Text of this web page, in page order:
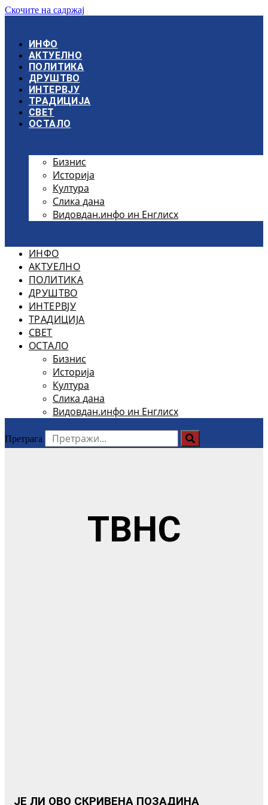
Скочите на садржај
ИНФО
АКТУЕЛНО
ПОЛИТИКА
ДРУШТВО
ИНТЕРВЈУ
ТРАДИЦИЈА
СВЕТ
ОСТАЛО
Бизнис
Историја
Култура
Слика дана
Видовдан.инфо ин Енглисх
ИНФО
АКТУЕЛНО
ПОЛИТИКА
ДРУШТВО
ИНТЕРВЈУ
ТРАДИЦИЈА
СВЕТ
ОСТАЛО
Бизнис
Историја
Култура
Слика дана
Видовдан.инфо ин Енглисх
Претрага
ТВНС
ЈЕ ЛИ ОВО СКРИВЕНА ПОЗАДИНА